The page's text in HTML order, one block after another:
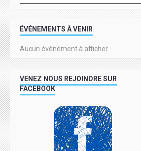
ÉVÉNEMENTS À VENIR
Aucun évènement à afficher.
VENEZ NOUS REJOINDRE SUR
FACEBOOK